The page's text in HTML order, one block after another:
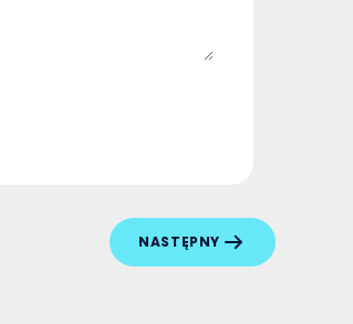
NASTĘPNY